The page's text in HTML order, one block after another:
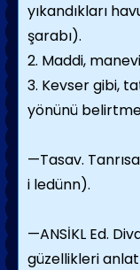
yıkandıkları
şarabı).
2. Maddi,
3. Kevser gibi,
yönünü
—Tasav.
i ledünn).
—ANSİKL Ed.
güzellikleri